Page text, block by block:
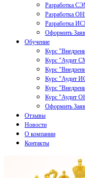
Разработка
Разработка
Разработка
Оформить
Обучение
Курс
Курс "Аудит
Курс
Курс "Аудит
Курс
Курс "Аудит
Оформить
Отзывы
Новости
О компании
Контакты